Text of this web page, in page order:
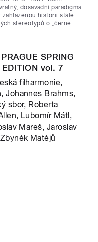
dosavadní paradigma
historii stále
stereotypů o „černé
SPRING
EDITION vol. 7
filharmonie,
Johannes Brahms,
sbor, Roberta
Lubomír Mátl,
Mareš, Jaroslav
Matějů